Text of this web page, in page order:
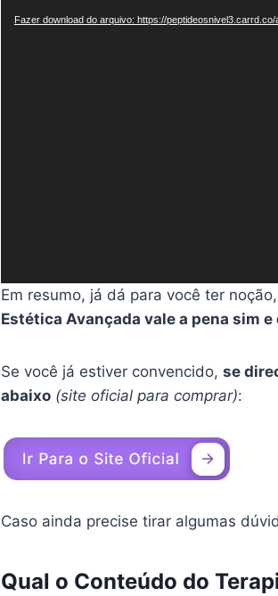
o
Fazer download do arquivo: https://
Em resumo, já dá para você ter
Estética Avançada vale a pena sim e
Se você já estiver convencido, se
abaixo (site oficial para comprar):
Caso ainda precise tirar algumas
Qual o Conteúdo do